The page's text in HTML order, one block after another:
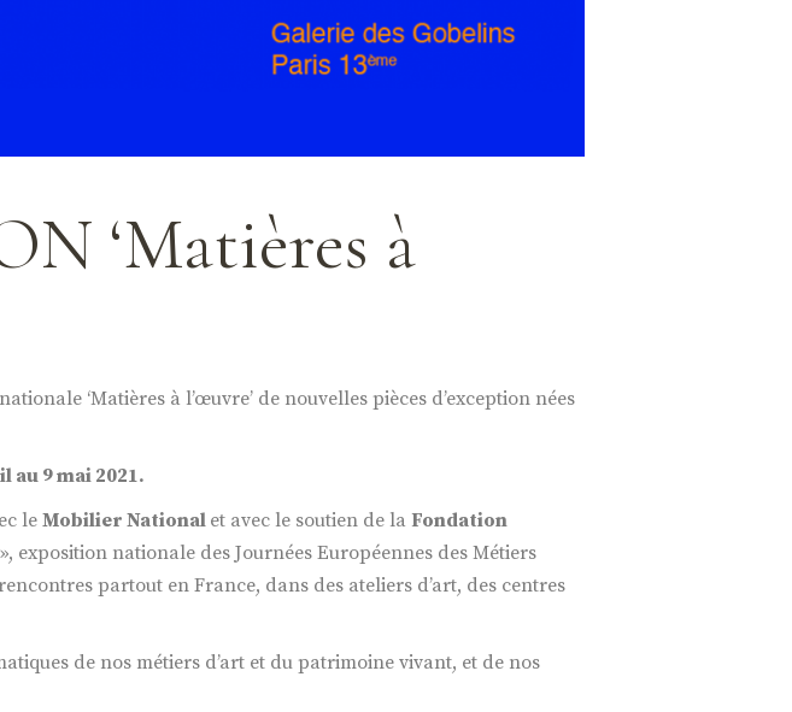
‘Matières à
‘Matières à l’œuvre’ de nouvelles pièces d’exception nées
au 9 mai 2021.
le Mobilier National et avec le soutien de la Fondation
exposition nationale des Journées Européennes des Métiers
partout en France, dans des ateliers d’art, des centres
de nos métiers d’art et du patrimoine vivant, et de nos